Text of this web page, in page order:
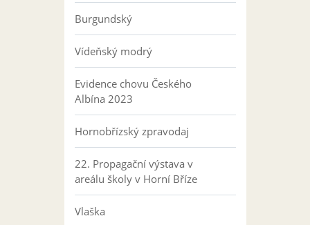
Burgundský
Vídeňský modrý
Evidence chovu Českého
Albína 2023
Hornobřízský zpravodaj
22. Propagační výstava v
areálu školy v Horní Bříze
Vlaška